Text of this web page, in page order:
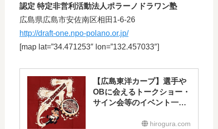
認定 特定非営利活動法人ポラーノドラワン塾
広島県広島市安佐南区相田1-6-26
http://draft-one.npo-polano.or.jp/
[map lat=”34.471253″ lon=”132.457033″]
【広島東洋カープ】選手や
OBに会えるトークショー・
サイン会等のイベント一覧
hirogura.com